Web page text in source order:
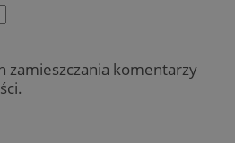
zamieszczania komentarzy